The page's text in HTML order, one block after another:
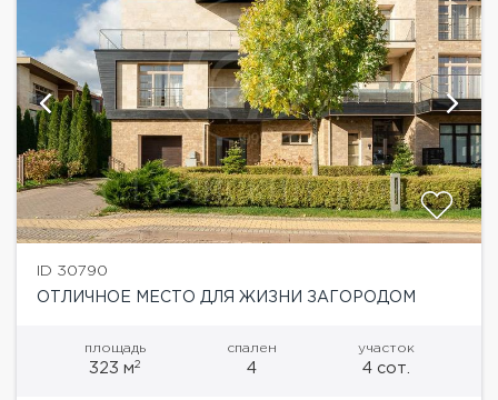
ID 30790
ОТЛИЧНОЕ МЕСТО ДЛЯ ЖИЗНИ ЗАГОРОДОМ
площадь
323 м2
спален
4
участок
4 сот.